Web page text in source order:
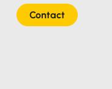
Contact